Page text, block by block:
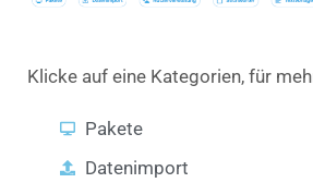
Klicke auf eine Kategorien, für
Pakete
Datenimport